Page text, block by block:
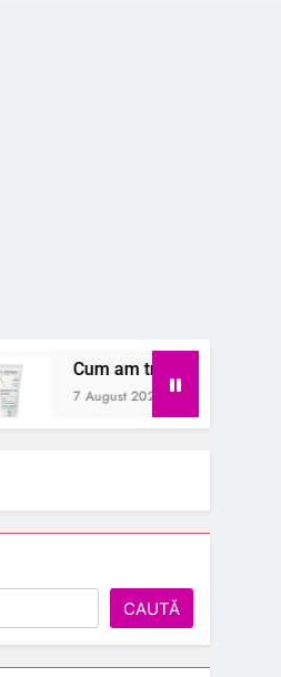
transformat pielea mea iritată
CAUTĂ